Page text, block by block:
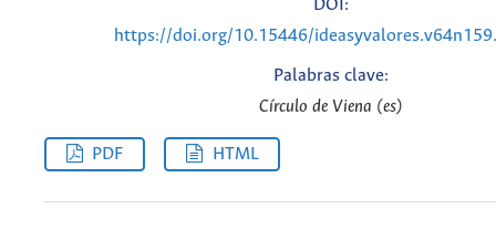
DOI:
https://doi.org/10.15446/
Palabras clave:
Círculo de Viena (es)
PDF HTML